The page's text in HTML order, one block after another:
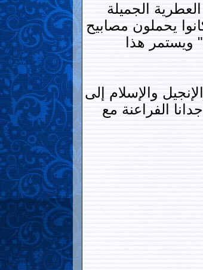
الجميلة
يحملون مصابيح
ويستمر هذا
التوراة والإنجيل والإسلام إلى
الفراعنة مع